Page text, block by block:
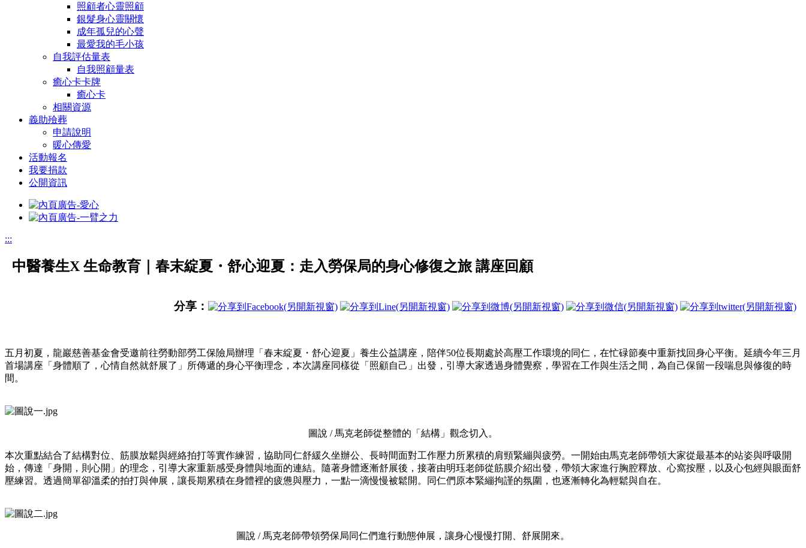
照顧者心靈照顧
銀髮身心靈關懷
成年孤兒的心聲
最愛我的毛小孩
自我評估量表
自我照顧量表
癒心卡卡牌
癒心卡
相關資源
義助殮葬
申請說明
暖心傳愛
活動報名
我要捐款
公開資訊
:::
中醫養生X 生命教育｜春末綻夏・舒心迎夏：走入勞保局的身心修復之旅 講座回顧
分享：
五月初夏，龍巖慈善基金會受邀前往勞動部勞工保險局辦理「春末綻夏・舒心迎夏」養生公益講座，陪伴50位長期處於高壓工作環境的同仁，在忙碌節奏中重新找回身心平衡。延續今年三月
首場講座「身體順了，心情自然就舒展了」所傳遞的身心平衡理念，本次講座同樣從「照顧自己」出發，引導大家透過身體覺察，學習在工作與生活之間，為自己保留一段喘息與修復的時
間。
圖說 / 馬克老師從整體的「結構」觀念切入。
本次重點結合了結構對位、筋膜放鬆與經絡拍打等實作練習，協助同仁舒緩久坐辦公、長時間面對工作壓力所累積的肩頸緊繃與疲勞。一開始由馬克老師帶領大家從最基本的站姿與呼吸開
始，傳達「身開，則心開」的理念，引導大家重新感受身體與地面的連結。隨著身體逐漸舒展後，接著由明珏老師從筋膜介紹出發，帶領大家進行胸腔釋放、心窩按壓，以及心包經與眼面舒
壓練習。透過簡單卻溫柔的拍打與伸展，讓長期累積在身體裡的疲憊與壓力，一點一滴慢慢被鬆開。同仁們原本緊繃拘謹的氛圍，也逐漸轉化為輕鬆與自在。
圖說 / 馬克老師帶領勞保局同仁們進行動態伸展，讓身心慢慢打開、舒展開來。